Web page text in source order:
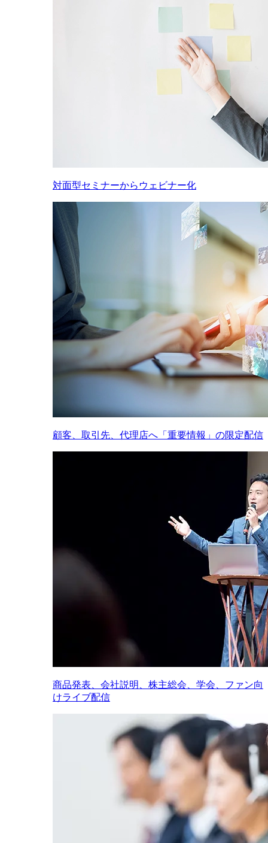
対面型セミナーからウェビナー化
顧客、取引先、代理店へ「重要情報」の限定配信
商品発表、会社説明、株主総会、学会、ファン向
けライブ配信